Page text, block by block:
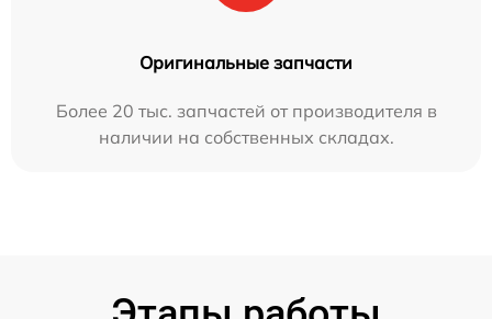
Оригинальные запчасти
Более 20 тыс. запчастей от производителя в
наличии на собственных складах.